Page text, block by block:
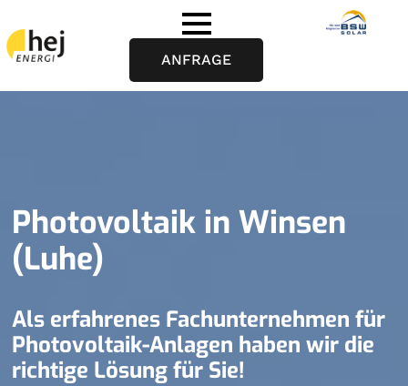
ANFRAGE
Photovoltaik in Winsen
(Luhe)
Als erfahrenes Fachunternehmen für
Photovoltaik-Anlagen haben wir die
richtige Lösung für Sie!